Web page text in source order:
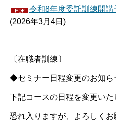
令和8年度委託訓練開
(2026年3月4日)
〔在職者訓練〕
◆セミナー日程変更のお知
下記コースの日程を変更いた
恐れ入りますが、よろしくお